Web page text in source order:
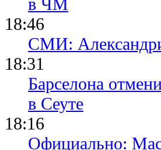
в ЧМ
18:46
СМИ:
18:31
Барселона
в Сеуте
18:16
Официально: